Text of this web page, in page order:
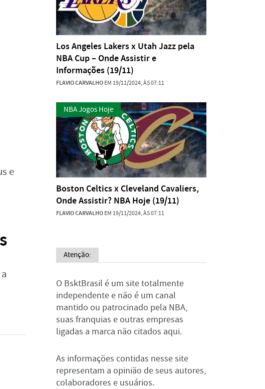
e
Los Angeles Lakers x Utah Jazz pela
NBA Cup – Onde Assistir e
Informações (19/11)
FLAVIO CARVALHOEM 19/11/2024, ÀS 07:11
NBA Jogos Hoje
Boston Celtics x Cleveland Cavaliers,
Onde Assistir? NBA Hoje (19/11)
FLAVIO CARVALHOEM 19/11/2024, ÀS 07:11
Atenção:
O BsktBrasil é um site totalmente
independente e não é um canal
mantido ou patrocinado pela NBA,
suas franquias e outras empresas
ligadas a marca não citados aqui.
As informações contidas nesse site
representam a opinião de seus autores,
colaboradores e usuários.